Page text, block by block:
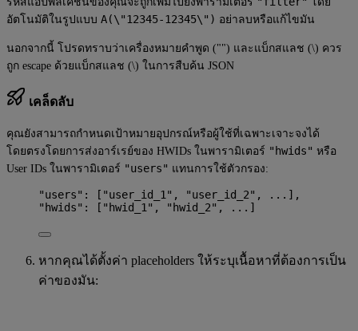
อัตโนมัติในรูปแบบ A(\"12345-12345\") อย่าลบหรือแก้ไขมัน
นอกจากนี้ โปรดทราบว่าเครื่องหมายคำพูด ("") และแบ็กสแลช (\) ควร
ถูก escape ด้วยแบ็กสแลช (\) ในการสืบค้น JSON
เคล็ดลับ
คุณยังสามารถกำหนดเป้าหมายอุปกรณ์หรือผู้ใช้ที่เฉพาะเจาะจงได้
โดยตรงโดยการส่งอาร์เรย์ของ HWIDs ในพารามิเตอร์ "hwids" หรือ
User IDs ในพารามิเตอร์ "users" แทนการใช้ตัวกรอง:
"users" : [ "user_id_1" , "user_id_2" , ... ],
" hwids" : [ " hwid_1" , " hwid_2" , ... ]
หากคุณได้ตั้งค่า placeholders ให้ระบุเนื้อหาที่ต้องการเป็น
ค่าของมัน: